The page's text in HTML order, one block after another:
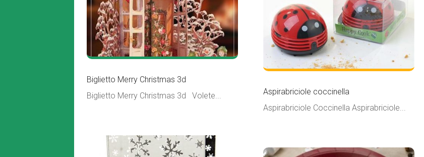
Biglietto Merry Christmas 3d
Biglietto Merry Christmas 3d Volete...
Aspirabriciole coccinella
Aspirabriciole Coccinella Aspirabriciole...